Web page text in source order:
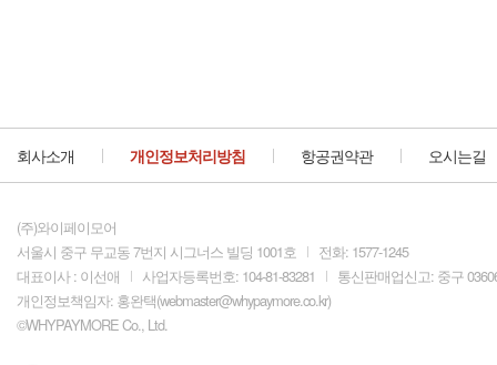
회사소개 개인정보처리방침 항공권약관 오시는길
(주)와이페이모어
서울시 중구 무교동 7번지 시그너스 빌딩 1001호
전화: 1577-1245
대표이사 : 이선애
사업자등록번호: 104-81-83281
통신판매업신고: 중구
개인정보책임자: 홍완택(webmaster@whypaymore.co.kr)
©WHYPAYMORE Co., Ltd.